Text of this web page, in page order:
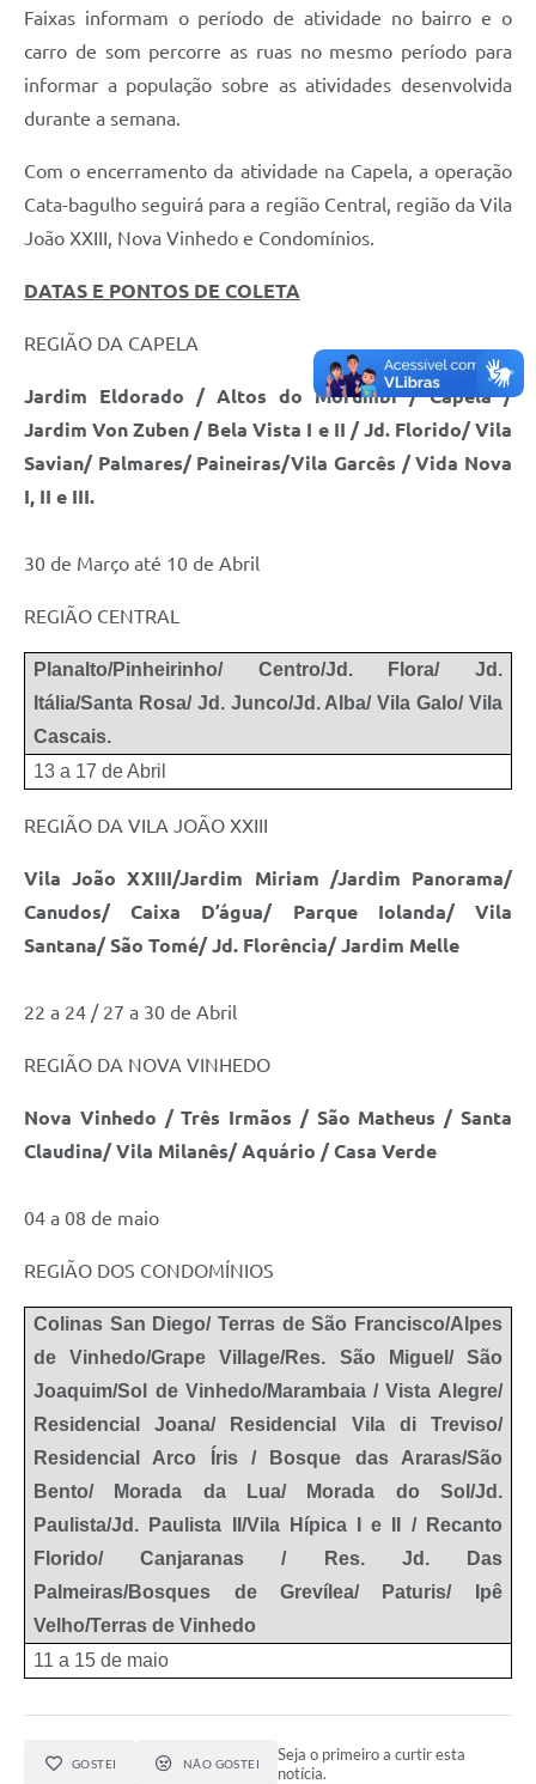
Faixas informam o período de atividade no bairro e o
carro de som percorre as ruas no mesmo período para
informar a população sobre as atividades desenvolvida
durante a semana.
Com o encerramento da atividade na Capela, a operação
Cata-bagulho seguirá para a região Central, região da Vila
João XXIII, Nova Vinhedo e Condomínios.
DATAS E PONTOS DE COLETA
REGIÃO DA CAPELA
Jardim Eldorado / Altos do Morumbi / Capela /
Jardim Von Zuben / Bela Vista I e II / Jd. Florido/ Vila
Savian/ Palmares/ Paineiras/Vila Garcês / Vida Nova
I, II e III.
30 de Março até 10 de Abril
REGIÃO CENTRAL
Planalto/Pinheirinho/ Centro/Jd. Flora/ Jd.
Itália/Santa Rosa/ Jd. Junco/Jd. Alba/ Vila Galo/ Vila
Cascais.
13 a 17 de Abril
REGIÃO DA VILA JOÃO XXIII
Vila João XXIII/Jardim Miriam /Jardim Panorama/
Canudos/ Caixa D’água/ Parque Iolanda/ Vila
Santana/ São Tomé/ Jd. Florência/ Jardim Melle
22 a 24 / 27 a 30 de Abril
REGIÃO DA NOVA VINHEDO
Nova Vinhedo / Três Irmãos / São Matheus / Santa
Claudina/ Vila Milanês/ Aquário / Casa Verde
04 a 08 de maio
REGIÃO DOS CONDOMÍNIOS
Colinas San Diego/ Terras de São Francisco/Alpes
de Vinhedo/Grape Village/Res. São Miguel/ São
Joaquim/Sol de Vinhedo/Marambaia / Vista Alegre/
Residencial Joana/ Residencial Vila di Treviso/
Residencial Arco Íris /
Bosque das Araras/São
Bento/ Morada da Lua/ Morada do Sol/Jd.
Paulista/Jd. Paulista II/Vila Hípica I e II / Recanto
Florido/ Canjaranas / Res. Jd. Das
Palmeiras/Bosques de Grevílea/ Paturis/ Ipê
Velho/Terras de Vinhedo
11 a 15 de maio
GOSTEI NÃO GOSTEI
Seja o primeiro a curtir esta
notícia.